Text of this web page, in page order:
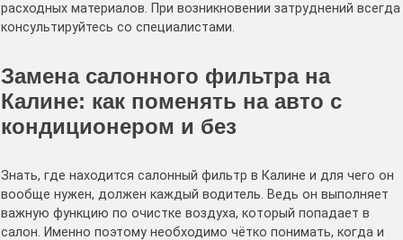
расходных материалов. При возникновении затруднений всегда
консультируйтесь со специалистами.
Замена салонного фильтра на
Калине: как поменять на авто с
кондиционером и без
Знать, где находится салонный фильтр в Калине и для чего он
вообще нужен, должен каждый водитель. Ведь он выполняет
важную функцию по очистке воздуха, который попадает в
салон. Именно поэтому необходимо чётко понимать, когда и